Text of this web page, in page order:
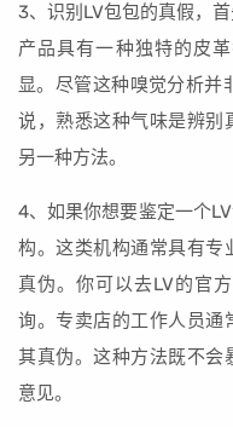
3、识别LV包包的真假，
产品具有一种独特的皮
显。尽管这种嗅觉分析并
说，熟悉这种气味是辨别
另一种方法。
4、如果你想要鉴定一个
构。这类机构通常具有专
真伪。你可以去LV的官
询。专卖店的工作人员通
其真伪。这种方法既不会
意见。